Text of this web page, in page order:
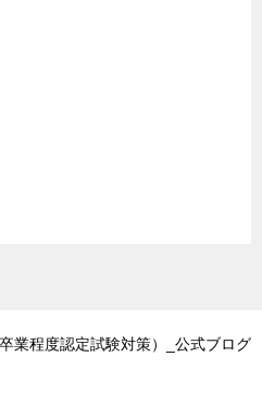
業程度認定試験対策）_公式ブログ